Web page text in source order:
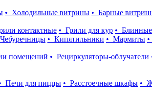
• Холодильные витрины • Барные
контактные • Грили для кур •
• Кипятильники • Мармиты
помещений • Рециркуляторы-облучатели
Печи для пиццы • Расстоечные шкафы •